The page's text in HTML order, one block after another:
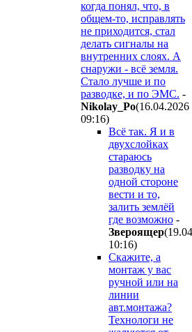
когда понял, что, в
общем-то, исправлять
не приходится, стал
делать сигналы на
внутренних слоях. А
снаружи - всё земля.
Стало лучше и по
разводке, и по ЭМС. -
Nikolay_Po(16.04.2026
09:16)
Всё так. Я и в
двухслойках
стараюсь
разводку на
одной стороне
вести и то,
залить землёй
где возможно -
Звepoящep
10:16)
Скажите, а
монтаж у вас
ручной или на
линии
авт.монтажа?
Технологи не